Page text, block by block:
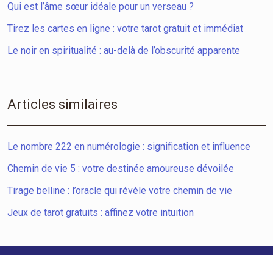
Qui est l’âme sœur idéale pour un verseau ?
Tirez les cartes en ligne : votre tarot gratuit et immédiat
Le noir en spiritualité : au-delà de l’obscurité apparente
Articles similaires
Le nombre 222 en numérologie : signification et influence
Chemin de vie 5 : votre destinée amoureuse dévoilée
Tirage belline : l’oracle qui révèle votre chemin de vie
Jeux de tarot gratuits : affinez votre intuition